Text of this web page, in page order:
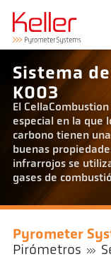
Sistema
K003
El
especial en la que
carbono tienen
buenas
infrarrojos se
gases de
Pyrometer
Pirómetros